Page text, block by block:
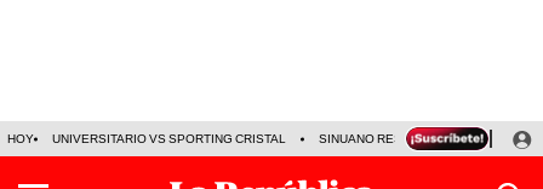
HOY UNIVERSITARIO VS SPORTING CRISTAL SINUANO RESULTADOS HOY